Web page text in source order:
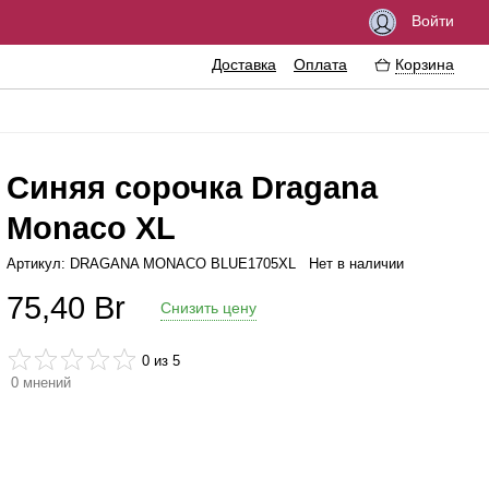
Войти
Доставка Оплата Корзина
гигиена
масла
Эротические сувениры
Синяя сорочка Dragana
Monaco XL
Артикул: DRAGANA MONACO BLUE1705XL Нет в наличии
75,40 Br Снизить цену
0 из 5
0 мнений